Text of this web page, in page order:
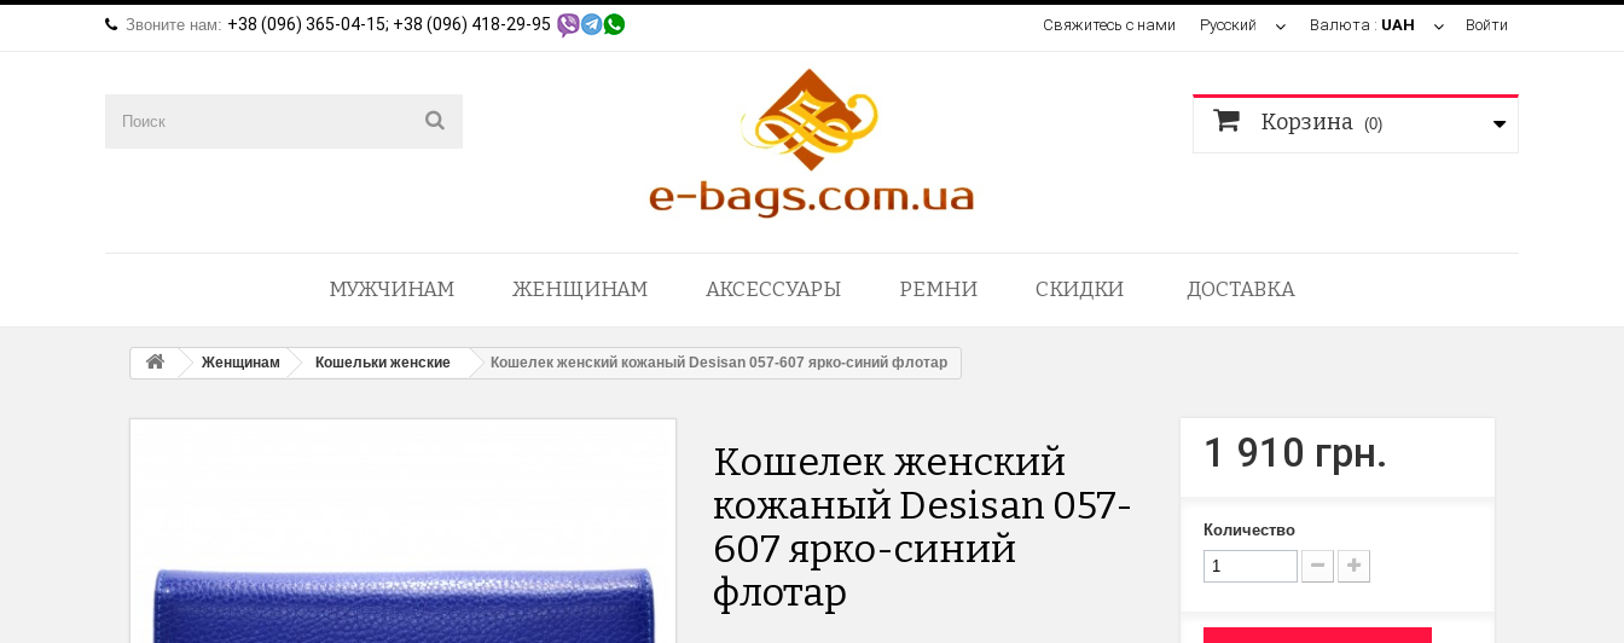
Войти
Валюта : UAH
Русский
Свяжитесь с нами
Звоните нам: +38 (096) 365-04-15; +38 (096) 418-29-95
Корзина (0)
МУЖЧИНАМ ЖЕНЩИНАМ АКСЕССУАРЫ РЕМНИ СКИДКИ ДОСТАВКА
Женщинам Кошельки женские Кошелек женский кожаный Desisan 057-607 ярко-синий флотар
Кошелек женский
кожаный Desisan 057-
607 ярко-синий
флотар
1 910 грн.
Количество